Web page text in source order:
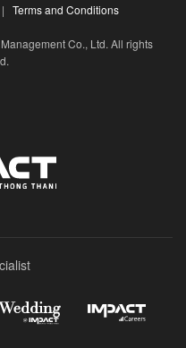
Terms and Conditions
Co., Ltd. All rights